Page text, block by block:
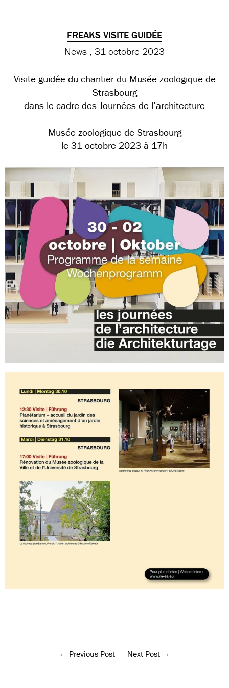
FREAKS VISITE GUIDÉE
News
31 octobre 2023
Visite guidée du chantier du Musée zoologique de
Strasbourg
dans le cadre des Journées de l’architecture
Musée zoologique de Strasbourg
le 31 octobre 2023 à 17h
Previous Post Next Post